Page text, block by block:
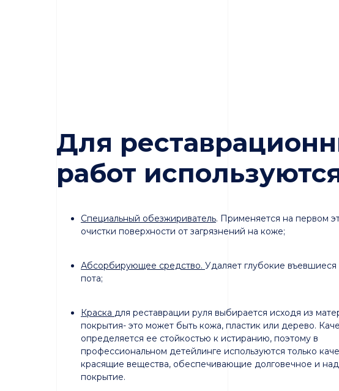
Специальный обезжириватель. Применяется на первом
очистки поверхности от загрязнений на коже;
Абсорбирующее средство. Удаляет глубокие
пота;
Краска для реставрации руля выбирается исходя из
покрытия- это может быть кожа, пластик или дерево.
определяется ее стойкостью к истиранию, поэтому в
профессиональном детейлинге используются только
красящие вещества, обеспечивающие долговечное и
покрытие.
Для
работ